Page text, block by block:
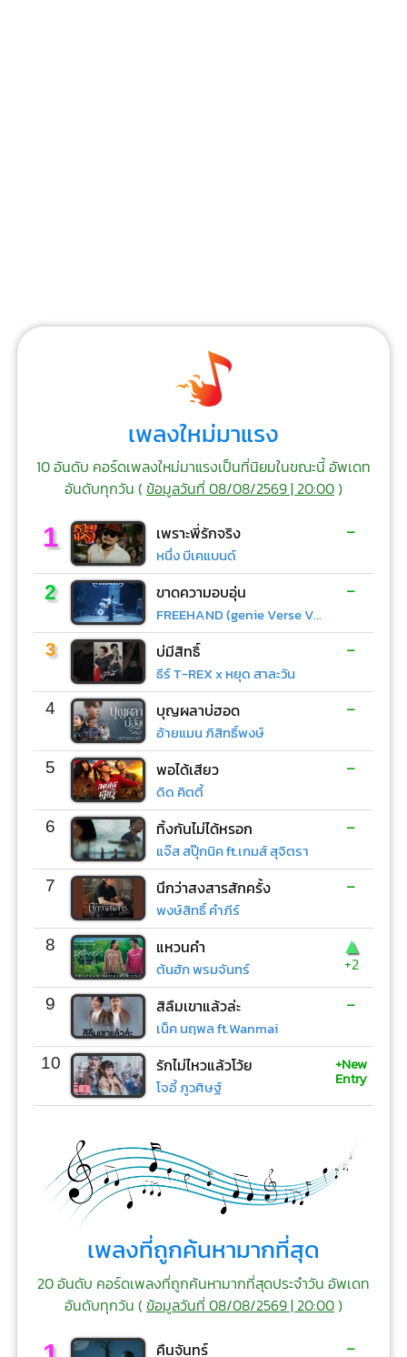
เพลงใหม่มาแรง
10 อันดับ คอร์ดเพลงใหม่มาแรงเป็นที่นิยมในขณะนี้ อัพเดท
อันดับทุกวัน (ข้อมูลวันที่ 08/08/2569 | 20:00)
1 เพราะพี่รักจริง
หนึ่ง บีเคแบนด์
-
2 ขาดความอบอุ่น
FREEHAND (genie Verse Vol.1)
-
3 บ่มีสิทธิ์
ธีร์ T-REX x หยุด สาละวัน
-
4 บุญผลาบ่ฮอด
อ้ายแมน ภิสิทธิ์พงษ์
-
5 พอได้เสียว
ดิด คิตตี้
-
6 ทิ้งกันไม่ได้หรอก
แจ๊ส สปุ๊กนิค ft.เกมส์ สุจิตรา
-
7 นึกว่าสงสารสักครั้ง
พงษ์สิทธิ์ คำภีร์
-
8 แหวนคำ
ต้นฮัก พรมจันทร์
▲
+2
9 สิลืมเขาแล้วล่ะ
เน็ค นฤพล ft.Wanmai
-
10 รักไม่ไหวแล้วโว้ย
โจอี้ ภูวศิษฐ์
+New
Entry
เพลงที่ถูกค้นหามากที่สุด
20 อันดับ คอร์ดเพลงที่ถูกค้นหามากที่สุดประจำวัน อัพเดท
อันดับทุกวัน (ข้อมูลวันที่ 08/08/2569 | 20:00)
คืนจันทร์ -